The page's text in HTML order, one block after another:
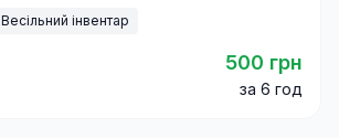
Україні.
Весільний інвентар
500 грн
за 6 год